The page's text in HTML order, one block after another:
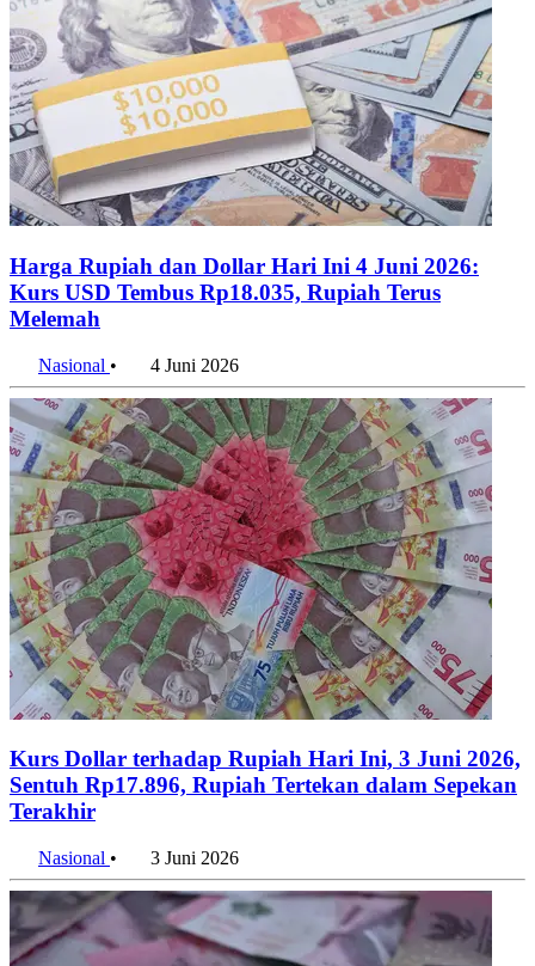
Harga Rupiah dan Dollar Hari Ini 4 Juni 2026:
Kurs USD Tembus Rp18.035, Rupiah Terus
Melemah
Nasional • 4 Juni 2026
Kurs Dollar terhadap Rupiah Hari Ini, 3 Juni 2026,
Sentuh Rp17.896, Rupiah Tertekan dalam Sepekan
Terakhir
Nasional • 3 Juni 2026